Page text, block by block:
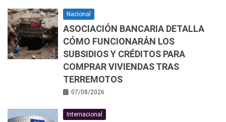
Nacional
ASOCIACIÓN BANCARIA DETALLA
CÓMO FUNCIONARÁN LOS
SUBSIDIOS Y CRÉDITOS PARA
COMPRAR VIVIENDAS TRAS
TERREMOTOS
07/08/2026
Internacional